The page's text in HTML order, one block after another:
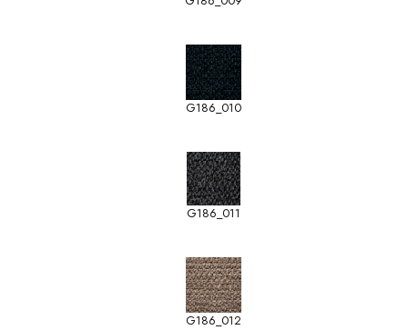
G186_010
G186_011
G186_012